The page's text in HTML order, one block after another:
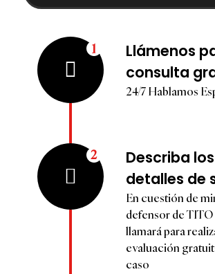
1
Llámenos
consulta
24/7 Hablamos
2
Describa los
detalles de
En cuestión de
defensor de TITO
llamará para
evaluación
caso